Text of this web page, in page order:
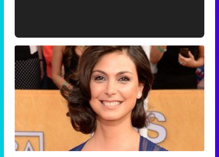
'120 Minutos' celebra sus 2.000 programas en Telemadrid con un vídeo del día a día en la redacción